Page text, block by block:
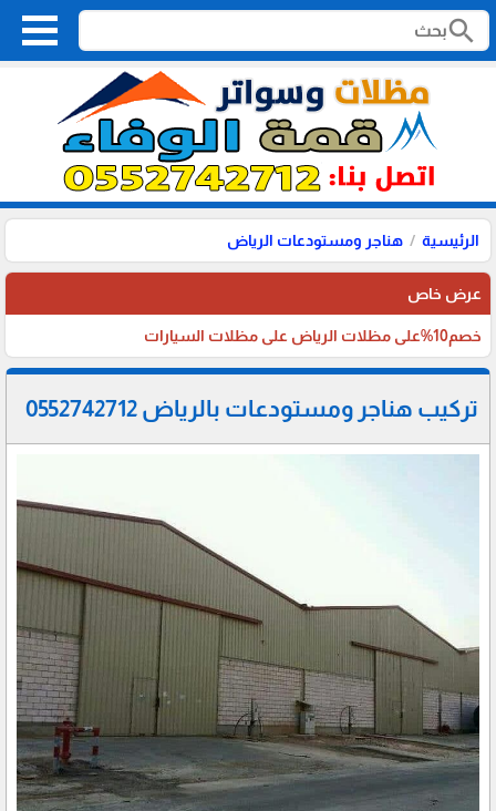
search
الرئيسية هناجر ومستودعات الرياض
عرض خاص
خصم10%على مظلات الرياض على مظلات السيارات
تركيب هناجر ومستودعات بالرياض 0552742712